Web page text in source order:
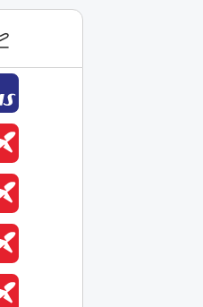
17.–23. elokuuta 2026